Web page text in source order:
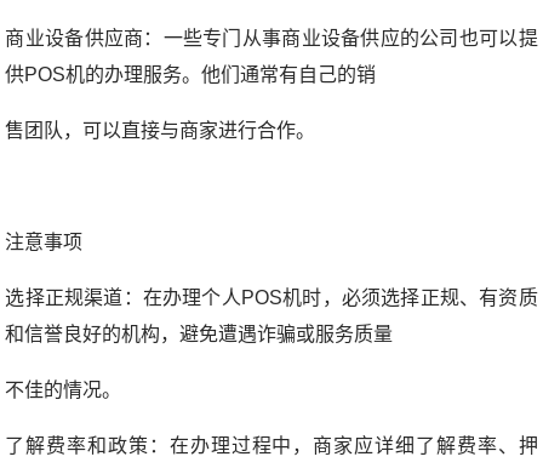
商业设备供应商：一些专门从事商业设备供应的公司也可以提
供POS机的办理服务。他们通常有自己的销
售团队，可以直接与商家进行合作。
注意事项
选择正规渠道：在办理个人POS机时，必须选择正规、有资质
和信誉良好的机构，避免遭遇诈骗或服务质量
不佳的情况。
了解费率和政策：在办理过程中，商家应详细了解费率、押